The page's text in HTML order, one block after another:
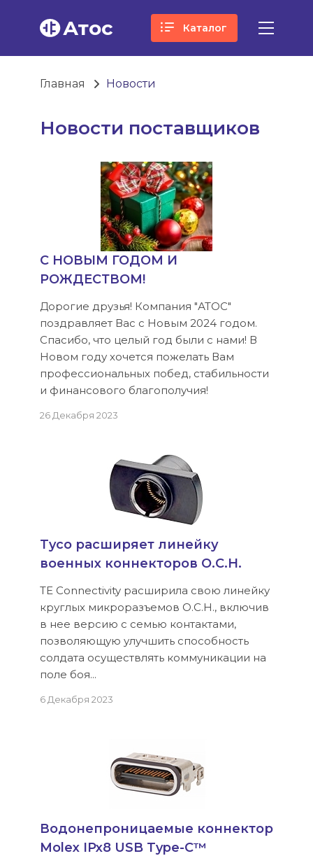
Атос Каталог
Главная Новости
Новости поставщиков
С НОВЫМ ГОДОМ И
РОЖДЕСТВОМ!
Дорогие друзья! Компания "АТОС"
поздравляет Вас с Новым 2024 годом.
Спасибо, что целый год были с нами! В
Новом году хочется пожелать Вам
профессиональных побед, стабильности
и финансового благополучия!
26 Декабря 2023
Tyco расширяет линейку
военных коннекторов O.C.H.
TE Connectivity расширила свою линейку
круглых микроразъемов O.C.H., включив
в нее версию с семью контактами,
позволяющую улучшить способность
солдата осуществлять коммуникации на
поле боя...
6 Декабря 2023
Водонепроницаемые коннектор
Molex IPx8 USB Type-C™